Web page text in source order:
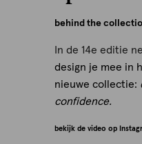
behind the
In de 14e editie
design je mee in
nieuwe collectie:
confidence.
bekijk de video op